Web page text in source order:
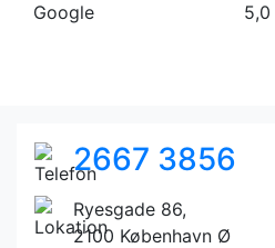
Google
5,0
2667 3856
Ryesgade 86,
2100 København Ø